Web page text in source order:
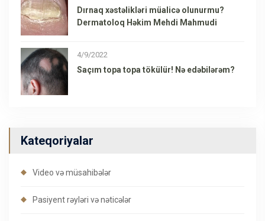
Dırnaq xəstəlikləri müalicə olunurmu?
Dermatoloq Həkim Mehdi Mahmudi
4/9/2022
Saçım topa topa tökülür! Nə edəbilərəm?
Kateqoriyalar
Video və müsahibələr
Pasiyent rəyləri və nəticələr